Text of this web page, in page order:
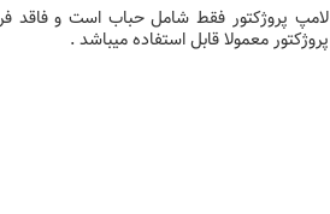
لامپ پروژکتور فقط شامل حباب است و فاقد
پروژکتور معمولا قابل استفاده میباشد .